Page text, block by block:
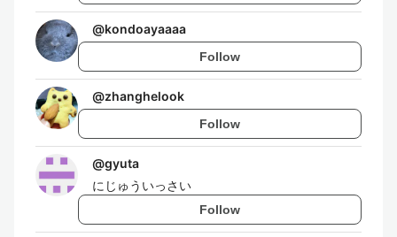
@kondoayaaaa
Follow
@zhanghelook
Follow
@gyuta
にじゅういっさい
Follow